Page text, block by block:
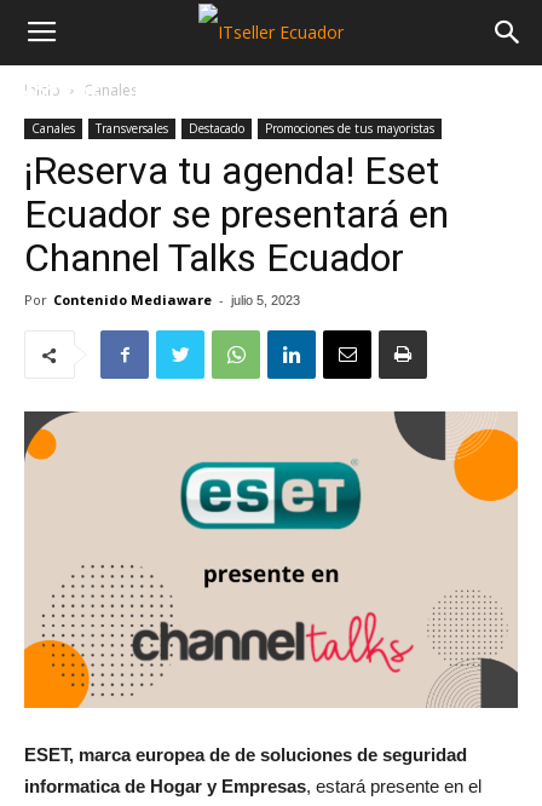
NOTICIAS MAYORISTAS
Inicio Canales
Canales Transversales Destacado Promociones de tus mayoristas
¡Reserva tu agenda! Eset
Ecuador se presentará en
Channel Talks Ecuador
Por Contenido Mediaware - julio 5, 2023
ESET, marca europea de de soluciones de seguridad
informatica de Hogar y Empresas, estará presente en el